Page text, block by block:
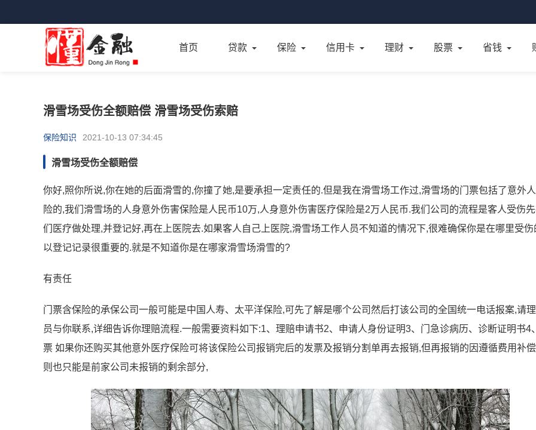
首页 贷款 保险 信用卡 理财 股票 省钱
滑雪场受伤全额赔偿 滑雪场受伤索赔
保险知识 2021-10-13 07:34:45
滑雪场受伤全额赔偿
你好,照你所说,你在她的后面滑雪的,你撞了她,是要承担一定责任的.但是我在滑雪场工作过,滑雪场的门票包括了意外
险的,我们滑雪场的人身意外伤害保险是人民币10万,人身意外伤害医疗保险是2万人民币.我们公司的流程是客人受伤
们医疗做处理,并登记好,再在上医院去.如果客人自己上医院,滑雪场工作人员不知道的情况下,很难确保你是在哪里受伤
以登记记录很重要的.就是不知道你是在哪家滑雪场滑雪的?
有责任
门票含保险的承保公司一般可能是中国人寿、太平洋保险,可先了解是哪个公司然后打该公司的全国统一电话报案,请
员与你联系,详细告诉你理赔流程.一般需要资料如下:1、理赔申请书2、申请人身份证明3、门急诊病历、诊断证明书4
票 如果你还购买其他意外医疗保险可将该保险公司报销完后的发票及报销分割单再去报销,但再报销的因遵循费用补
则也只能是前家公司未报销的剩余部分,